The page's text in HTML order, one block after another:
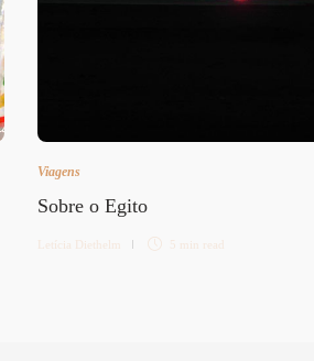
Viagens
Sobre o Egito
Letícia Diethelm 5 min read